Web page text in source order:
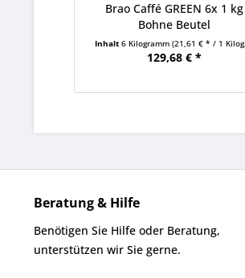
Brao Caffé GREEN 6x 1 kg
Bohne Beutel
Inhalt 6 Kilogramm (21,61 € * / 1 Kilogramm)
129,68 € *
Beratung & Hilfe
Benötigen Sie Hilfe oder Beratung,
unterstützen wir Sie gerne.